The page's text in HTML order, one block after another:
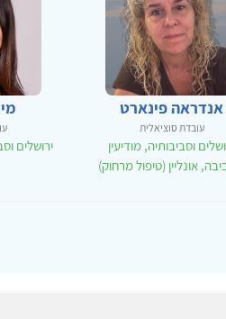
אנדראה פינארט
עובדת סוציאלית
וסביבותיה, מודיעין
אונליין (טיפול מרחוק)
ירושלים